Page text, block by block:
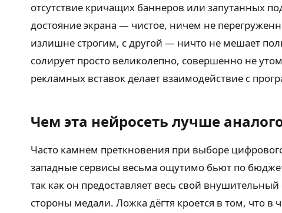
отсутствие кричащих баннеров или запутанных
достояние экрана — чистое, ничем не
излишне строгим, с другой — ничто не мешает
солирует просто великолепно, совершенно не
рекламных вставок делает взаимодействие с
Чем эта нейросеть лучше
Часто камнем преткновения при выборе
западные сервисы весьма ощутимо бьют по
так как он предоставляет весь свой
стороны медали. Ложка дёгтя кроется в том, что